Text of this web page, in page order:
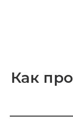
Как